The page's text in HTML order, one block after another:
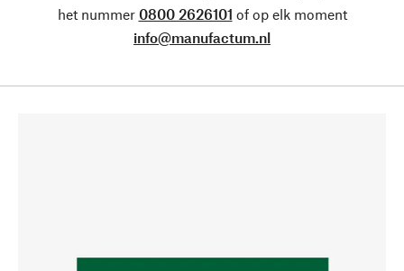
het nummer 0800 2626101 of op elk moment
info@manufactum.nl